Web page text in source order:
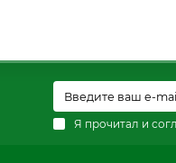
Я прочитал и